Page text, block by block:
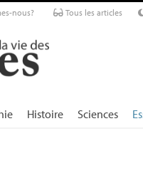
nous? Tous les articles
Histoire Sciences